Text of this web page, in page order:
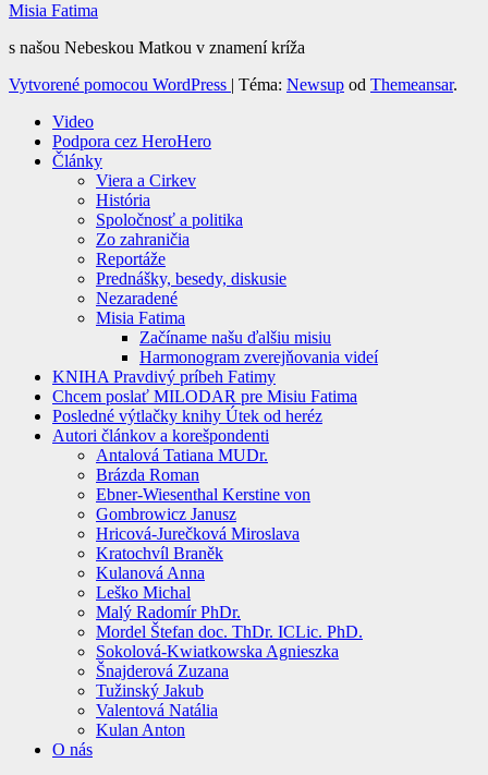
Misia Fatima
s našou Nebeskou Matkou v znamení kríža
Vytvorené pomocou WordPress
Téma: Newsup od Themeansar.
Video
Podpora cez HeroHero
Články
Viera a Cirkev
História
Spoločnosť a politika
Zo zahraničia
Reportáže
Prednášky, besedy, diskusie
Nezaradené
Misia Fatima
Začíname našu ďalšiu misiu
Harmonogram zverejňovania videí
KNIHA Pravdivý príbeh Fatimy
Chcem poslať MILODAR pre Misiu Fatima
Posledné výtlačky knihy Útek od heréz
Autori článkov a korešpondenti
Antalová Tatiana MUDr.
Brázda Roman
Ebner-Wiesenthal Kerstine von
Gombrowicz Janusz
Hricová-Jurečková Miroslava
Kratochvíl Braněk
Kulanová Anna
Leško Michal
Malý Radomír PhDr.
Mordel Štefan doc. ThDr. ICLic. PhD.
Sokolová-Kwiatkowska Agnieszka
Šnajderová Zuzana
Tužinský Jakub
Valentová Natália
Kulan Anton
O nás